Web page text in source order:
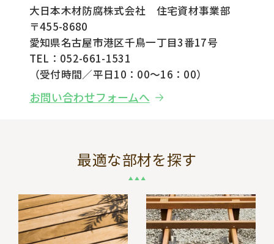
大日本木材防腐株式会社 住宅資材事業部
〒455-8680
愛知県名古屋市港区千鳥一丁目3番17号
TEL：052-661-1531
（受付時間／平日10：00～16：00）
お問い合わせフォームへ
最適な部材を探す